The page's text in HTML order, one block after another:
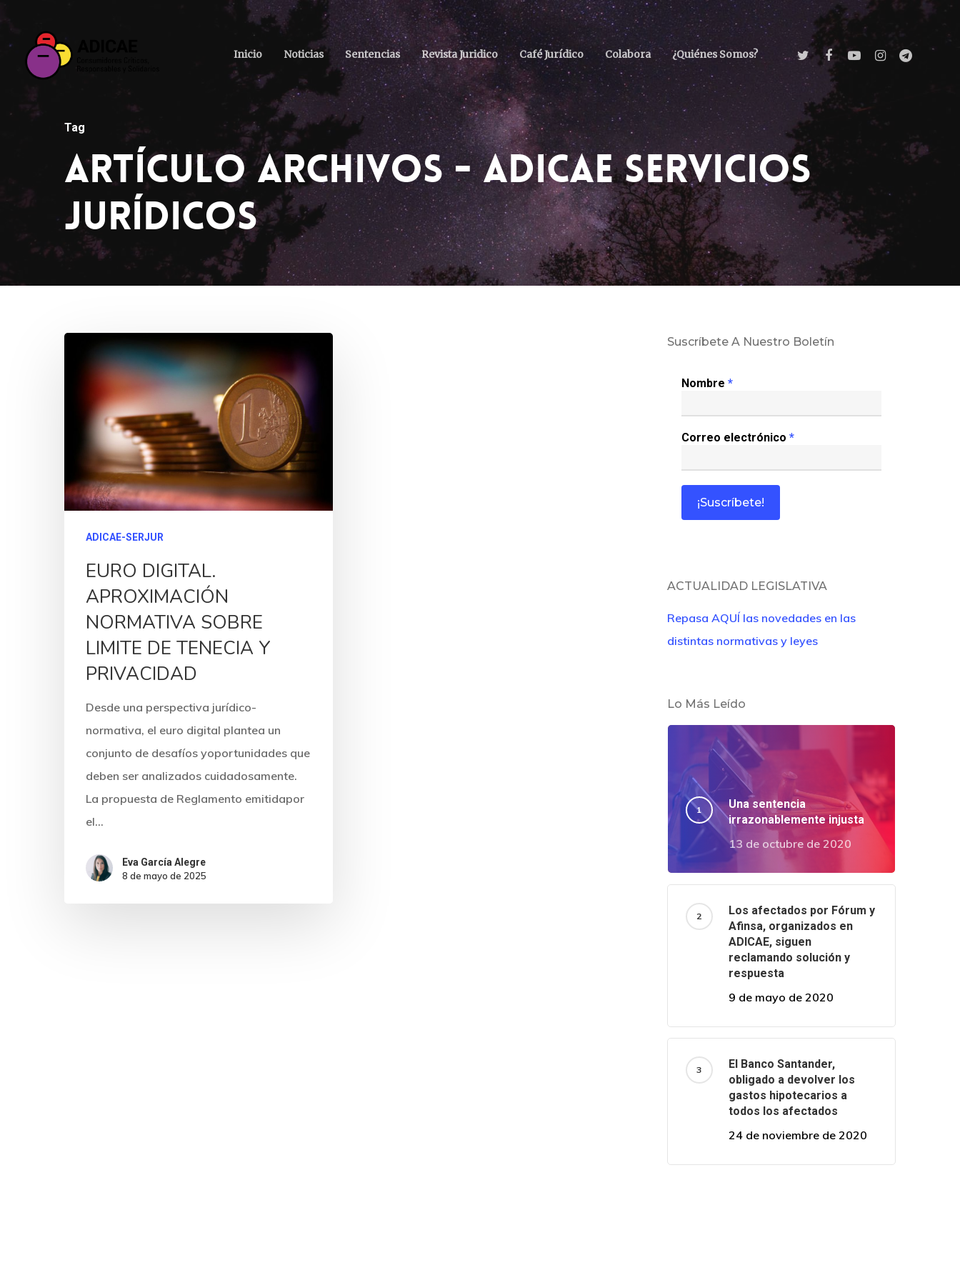
Inicio Noticias Sentencias Revista Juridico Café Jurídico Colabora ¿Quiénes Somos?
Tag
Artículo Archivos - ADICAE Servicios
Jurídicos
ADICAE-SERJUR
EURO DIGITAL.
APROXIMACIÓN
NORMATIVA SOBRE
LIMITE DE TENECIA Y
PRIVACIDAD
Desde una perspectiva jurídico-
normativa, el euro digital plantea un
conjunto de desafíos yoportunidades que
deben ser analizados cuidadosamente.
La propuesta de Reglamento emitidapor
el…
Eva García Alegre
8 de mayo de 2025
Suscríbete A Nuestro Boletín
Nombre *
Correo electrónico *
ACTUALIDAD LEGISLATIVA
Repasa AQUÍ las novedades en las
distintas normativas y leyes
Lo Más Leído
Una sentencia
irrazonablemente injusta
13 de octubre de 2020
Los afectados por Fórum y
Afinsa, organizados en
ADICAE, siguen
reclamando solución y
respuesta
9 de mayo de 2020
El Banco Santander,
obligado a devolver los
gastos hipotecarios a
todos los afectados
24 de noviembre de 2020